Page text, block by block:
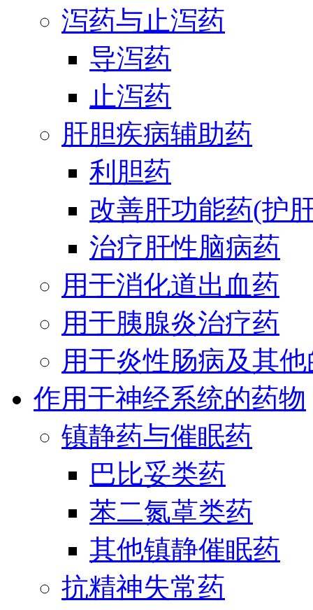
泻药与止泻药
导泻药
止泻药
肝胆疾病辅助药
利胆药
改善肝功能药(护
治疗肝性脑病药
用于消化道出血药
用于胰腺炎治疗药
用于炎性肠病及其
作用于神经系统的药物
镇静药与催眠药
巴比妥类药
苯二氮䓬类药
其他镇静催眠药
抗精神失常药